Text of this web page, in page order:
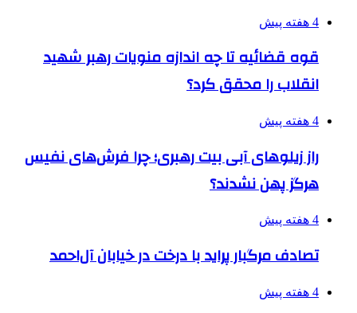
4 هفته پیش
قوه قضائیه تا چه اندازه منویات رهبر شهید
انقلاب را محقق کرد؟
4 هفته پیش
راز زیلوهای آبی بیت رهبری؛ چرا فرش‌های نفیس
هرگز پهن نشدند؟
4 هفته پیش
تصادف مرگبار پراید با درخت در خیابان آل‌احمد
4 هفته پیش